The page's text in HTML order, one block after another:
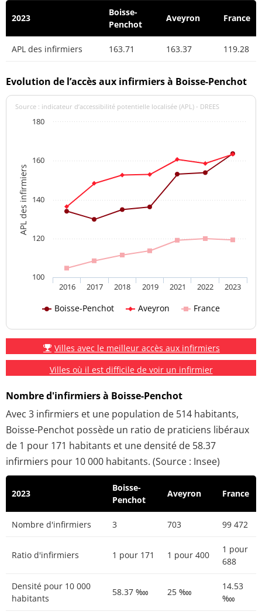
2023
Boisse-
Penchot
Aveyron France
APL des infirmiers 163.71 163.37 119.28
Evolution de l’accès aux infirmiers à Boisse-Penchot
APL des infirmiers
Source : indicateur d’accessibilité potentielle localisée (APL) - DREES
Boisse-Penchot Aveyron France
2016 2017 2018 2019 2021 2022 2023
100
120
140
160
180
Villes avec le meilleur accès aux infirmiers
Villes où il est difficile de voir un infirmier
Nombre d'infirmiers à Boisse-Penchot
Avec 3 infirmiers et une population de 514 habitants,
Boisse-Penchot possède un ratio de praticiens libéraux
de 1 pour 171 habitants et une densité de 58.37
infirmiers pour 10 000 habitants. (Source : Insee)
2023
Boisse-
Penchot
Aveyron France
Nombre d'infirmiers 3 703 99 472
Ratio d'infirmiers 1 pour 171 1 pour 400
1 pour
688
Densité pour 10 000
habitants
58.37 ‱ 25 ‱
14.53
‱